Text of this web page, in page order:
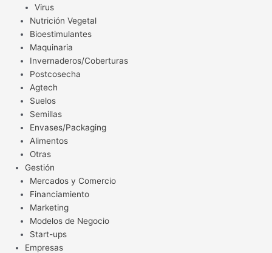
Virus
Nutrición Vegetal
Bioestimulantes
Maquinaria
Invernaderos/Coberturas
Postcosecha
Agtech
Suelos
Semillas
Envases/Packaging
Alimentos
Otras
Gestión
Mercados y Comercio
Financiamiento
Marketing
Modelos de Negocio
Start-ups
Empresas